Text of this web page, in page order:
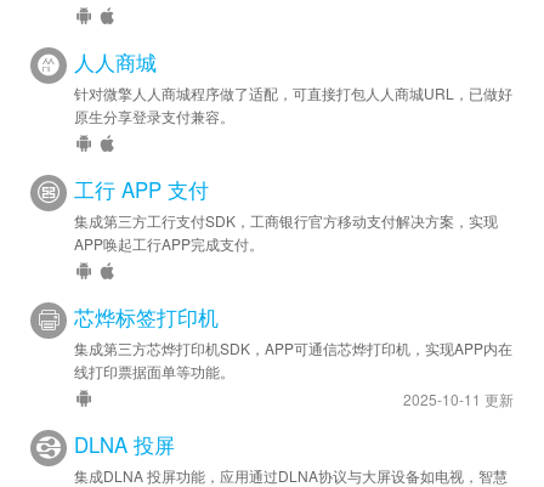
人人商城
针对微擎人人商城程序做了适配，可直接打包人人商城URL，已做好
原生分享登录支付兼容。
工行 APP 支付
集成第三方工行支付SDK，工商银行官方移动支付解决方案，实现
APP唤起工行APP完成支付。
芯烨标签打印机
集成第三方芯烨打印机SDK，APP可通信芯烨打印机，实现APP内在
线打印票据面单等功能。
2025-10-11 更新
DLNA 投屏
集成DLNA 投屏功能，应用通过DLNA协议与大屏设备如电视，智慧